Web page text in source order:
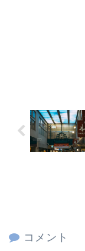
コメント